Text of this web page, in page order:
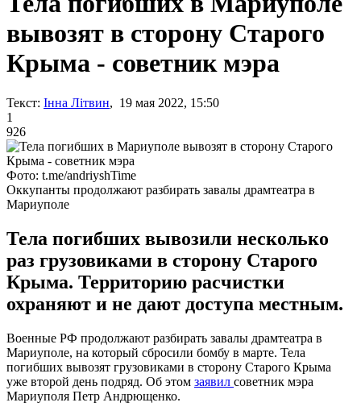
вывозят в сторону Старого
Крыма - советник мэра
Текст: Інна Літвин, 19 мая 2022, 15:50
1
926
Фото: t.me/andriyshTime
Оккупанты продолжают разбирать завалы драмтеатра в
Мариуполе
Тела погибших вывозили несколько
раз грузовиками в сторону Старого
Крыма. Территорию расчистки
охраняют и не дают доступа местным.
Военные РФ продолжают разбирать завалы драмтеатра в
Мариуполе, на который сбросили бомбу в марте. Тела
погибших вывозят грузовиками в сторону Старого Крыма
уже второй день подряд. Об этом заявил советник мэра
Мариуполя Петр Андрющенко.